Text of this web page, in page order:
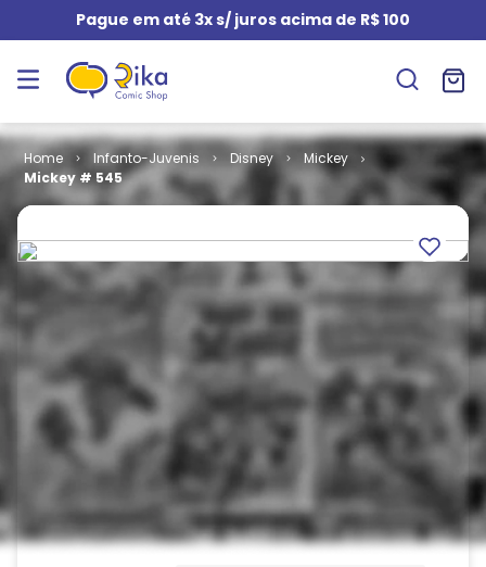
Pague em até 3x s/ juros acima de R$ 100
Infanto-Juvenis Disney
Mickey
Mickey # 545